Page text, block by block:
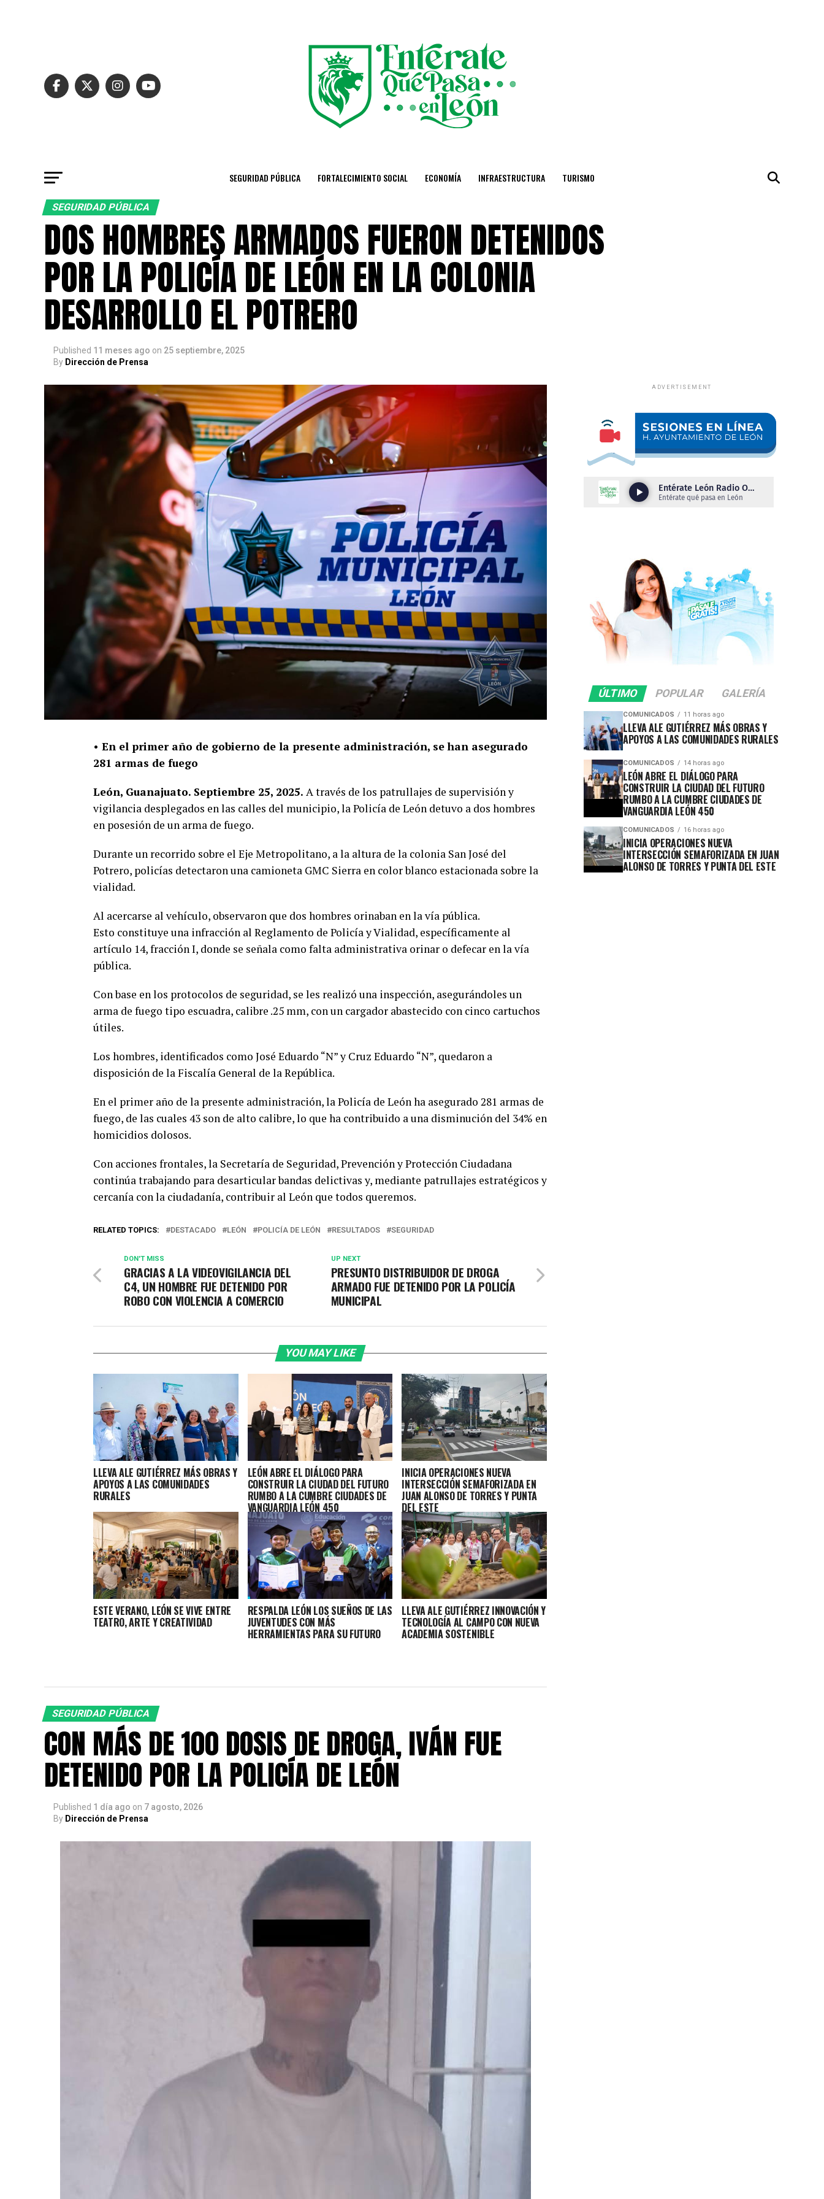
SEGURIDAD PÚBLICA FORTALECIMIENTO SOCIAL ECONOMÍA INFRAESTRUCTURA TURISMO
SEGURIDAD PÚBLICA
DOS HOMBRES ARMADOS FUERON DETENIDOS
POR LA POLICÍA DE LEÓN EN LA COLONIA
DESARROLLO EL POTRERO
Published 11 meses ago on 25 septiembre, 2025
By Dirección de Prensa
• En el primer año de gobierno de la presente administración, se han asegurado
281 armas de fuego
León, Guanajuato. Septiembre 25, 2025. A través de los patrullajes de supervisión y
vigilancia desplegados en las calles del municipio, la Policía de León detuvo a dos hombres
en posesión de un arma de fuego.
Durante un recorrido sobre el Eje Metropolitano, a la altura de la colonia San José del
Potrero, policías detectaron una camioneta GMC Sierra en color blanco estacionada sobre la
vialidad.
Al acercarse al vehículo, observaron que dos hombres orinaban en la vía pública.
Esto constituye una infracción al Reglamento de Policía y Vialidad, específicamente al
artículo 14, fracción I, donde se señala como falta administrativa orinar o defecar en la vía
pública.
Con base en los protocolos de seguridad, se les realizó una inspección, asegurándoles un
arma de fuego tipo escuadra, calibre .25 mm, con un cargador abastecido con cinco cartuchos
útiles.
Los hombres, identificados como José Eduardo “N” y Cruz Eduardo “N”, quedaron a
disposición de la Fiscalía General de la República.
En el primer año de la presente administración, la Policía de León ha asegurado 281 armas de
fuego, de las cuales 43 son de alto calibre, lo que ha contribuido a una disminución del 34% en
homicidios dolosos.
Con acciones frontales, la Secretaría de Seguridad, Prevención y Protección Ciudadana
continúa trabajando para desarticular bandas delictivas y, mediante patrullajes estratégicos y
cercanía con la ciudadanía, contribuir al León que todos queremos.
RELATED TOPICS: DESTACADO LEÓN POLICÍA DE LEÓN RESULTADOS SEGURIDAD
UP NEXT
PRESUNTO DISTRIBUIDOR DE DROGA
ARMADO FUE DETENIDO POR LA POLICÍA
MUNICIPAL
DON'T MISS
GRACIAS A LA VIDEOVIGILANCIA DEL
C4, UN HOMBRE FUE DETENIDO POR
ROBO CON VIOLENCIA A COMERCIO
YOU MAY LIKE
LLEVA ALE GUTIÉRREZ MÁS OBRAS Y
APOYOS A LAS COMUNIDADES
RURALES
LEÓN ABRE EL DIÁLOGO PARA
CONSTRUIR LA CIUDAD DEL FUTURO
RUMBO A LA CUMBRE CIUDADES DE
VANGUARDIA LEÓN 450
INICIA OPERACIONES NUEVA
INTERSECCIÓN SEMAFORIZADA EN
JUAN ALONSO DE TORRES Y PUNTA
DEL ESTE
ESTE VERANO, LEÓN SE VIVE ENTRE
TEATRO, ARTE Y CREATIVIDAD
RESPALDA LEÓN LOS SUEÑOS DE LAS
JUVENTUDES CON MÁS
HERRAMIENTAS PARA SU FUTURO
LLEVA ALE GUTIÉRREZ INNOVACIÓN Y
TECNOLOGÍA AL CAMPO CON NUEVA
ACADEMIA SOSTENIBLE
SEGURIDAD PÚBLICA
CON MÁS DE 100 DOSIS DE DROGA, IVÁN FUE
DETENIDO POR LA POLICÍA DE LEÓN
Published 1 día ago on 7 agosto, 2026
By Dirección de Prensa
ADVERTISEMENT
ÚLTIMO POPULAR GALERÍA
COMUNICADOS 11 horas ago
LLEVA ALE GUTIÉRREZ MÁS OBRAS Y
APOYOS A LAS COMUNIDADES RURALES
COMUNICADOS 14 horas ago
LEÓN ABRE EL DIÁLOGO PARA
CONSTRUIR LA CIUDAD DEL FUTURO
RUMBO A LA CUMBRE CIUDADES DE
VANGUARDIA LEÓN 450
COMUNICADOS 16 horas ago
INICIA OPERACIONES NUEVA
INTERSECCIÓN SEMAFORIZADA EN JUAN
ALONSO DE TORRES Y PUNTA DEL ESTE